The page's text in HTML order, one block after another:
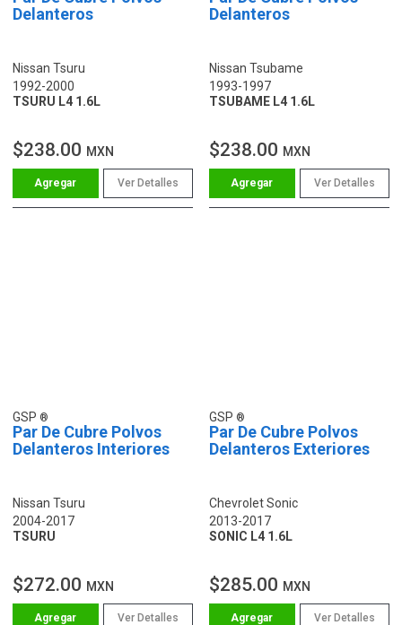
Delanteros
Nissan Tsuru
1992-2000
TSURU L4 1.6L
$238.00 MXN
Ver Detalles
Delanteros
Nissan Tsubame
1993-1997
TSUBAME L4 1.6L
$238.00 MXN
Ver Detalles
GSP
Par De Cubre Polvos
Delanteros Interiores
Nissan Tsuru
2004-2017
TSURU
$272.00 MXN
Ver Detalles
GSP
Par De Cubre Polvos
Delanteros Exteriores
Chevrolet Sonic
2013-2017
SONIC L4 1.6L
$285.00 MXN
Ver Detalles